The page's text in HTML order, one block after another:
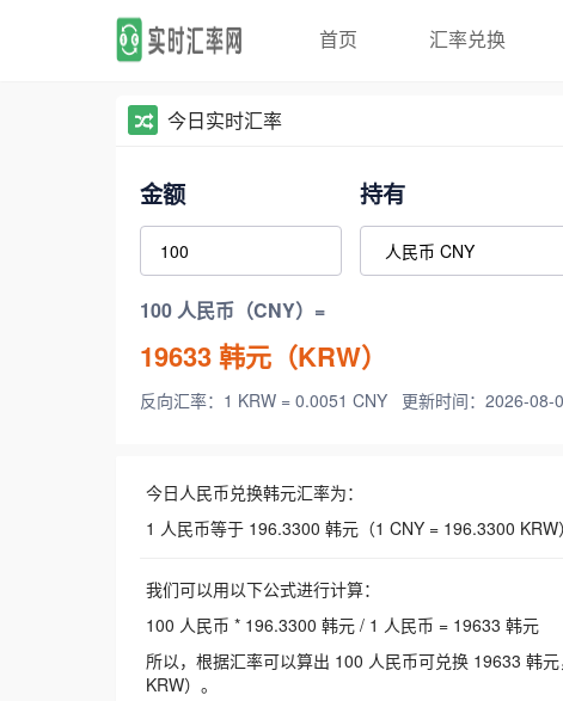
首页 汇率兑换
今日实时汇率
金额 持有
100 人民币（CNY）=
19633韩元（KRW）
反向汇率：1 KRW = 0.0051 CNY 更新时间：2026-08-
今日人民币兑换韩元汇率为：
1 人民币等于 196.3300 韩元（1 CNY = 196.3300
我们可以用以下公式进行计算：
100 人民币 * 196.3300 韩元 / 1 人民币 = 19633 韩元
所以，根据汇率可以算出 100 人民币可兑换 19633 韩
KRW）。